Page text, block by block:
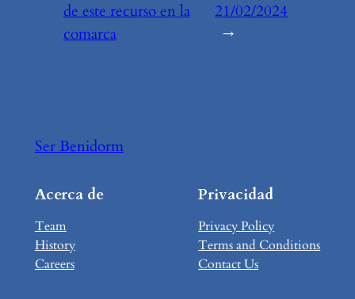
de este recurso en la
comarca
21/02/2024
→
Ser Benidorm
Acerca de
Team
History
Careers
Privacidad
Privacy Policy
Terms and Conditions
Contact Us